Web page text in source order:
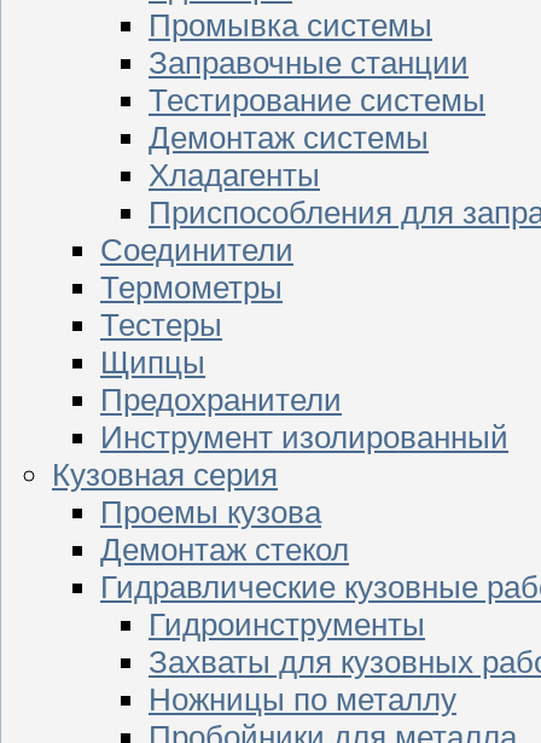
Промывка системы
Заправочные станции
Тестирование системы
Демонтаж системы
Хладагенты
Приспособления для
Соединители
Термометры
Тестеры
Щипцы
Предохранители
Инструмент изолированный
Кузовная серия
Проемы кузова
Демонтаж стекол
Гидравлические кузовные
Гидроинструменты
Захваты для кузовных
Ножницы по металлу